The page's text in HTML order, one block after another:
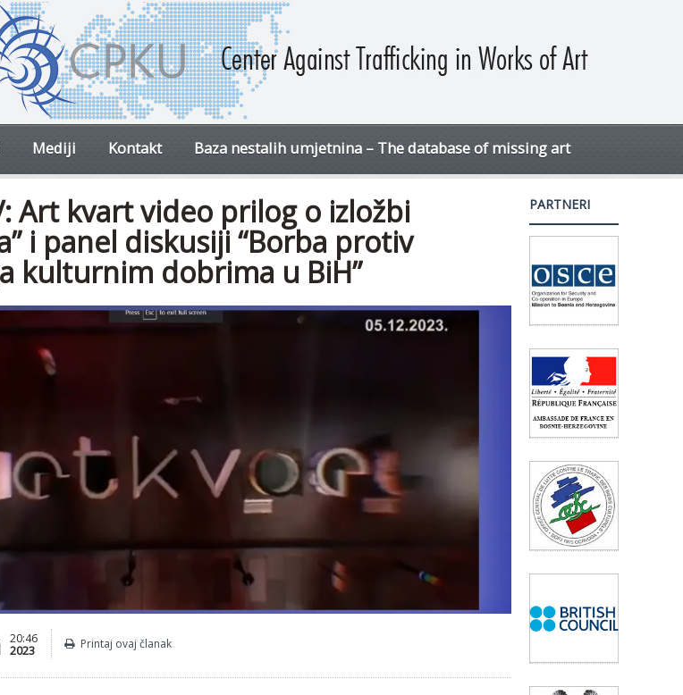
Mediji Kontakt Baza nestalih umjetnina – The database of missing art
Art kvart video prilog o izložbi
i panel diskusiji “Borba protiv
kulturnim dobrima u BiH”
20:46
2023 Printaj ovaj članak
PARTNERI